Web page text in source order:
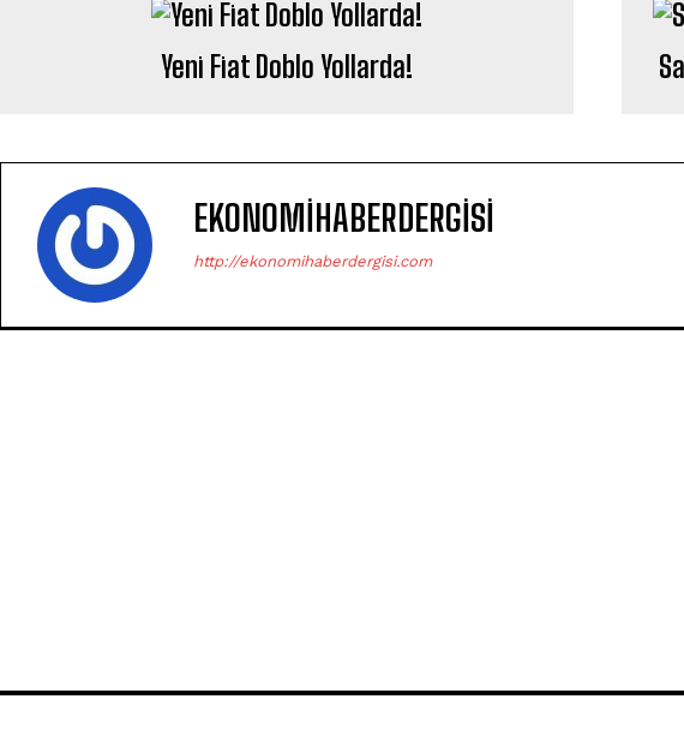
Yeni Fiat Doblo Yollarda!
EKONOMIHABERDERGISI
http://ekonomihaberdergisi.com